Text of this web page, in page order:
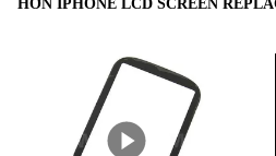
HƠN IPHONE LCD SCREEN